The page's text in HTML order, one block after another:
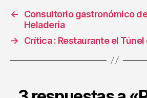
←
Consultorio gastronómico
Heladería
→
Crítica : Restaurante el Túnel